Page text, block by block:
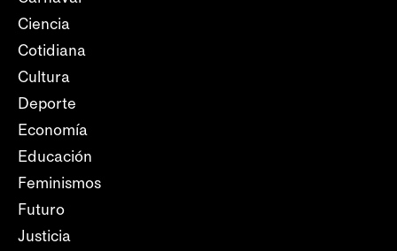
Ciencia
Cotidiana
Cultura
Deporte
Economía
Educación
Feminismos
Futuro
Justicia